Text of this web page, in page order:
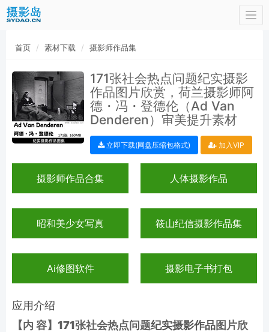
首页 素材下载 摄影师作品集
171张社会热点问题纪实摄影
作品图片欣赏，荷兰摄影师阿
德・冯・登德伦（Ad Van
Denderen）审美提升素材
立即下载(网盘压缩包格式) 加入VIP
摄影师作品合集 人体摄影作品
昭和美少女写真 筱山纪信摄影作品集
Ai修图软件 摄影电子书打包
应用介绍
【内 容】171张社会热点问题纪实摄影作品图片欣